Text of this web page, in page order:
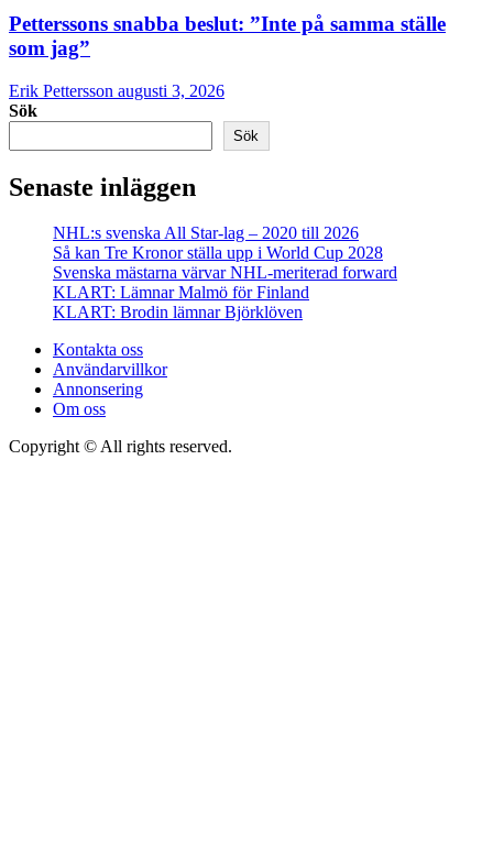
Petterssons snabba beslut: ”Inte på samma ställe
som jag”
Erik Pettersson augusti 3, 2026
Sök
Sök
Senaste inläggen
NHL:s svenska All Star-lag – 2020 till 2026
Så kan Tre Kronor ställa upp i World Cup 2028
Svenska mästarna värvar NHL-meriterad forward
KLART: Lämnar Malmö för Finland
KLART: Brodin lämnar Björklöven
Kontakta oss
Användarvillkor
Annonsering
Om oss
Copyright © All rights reserved.